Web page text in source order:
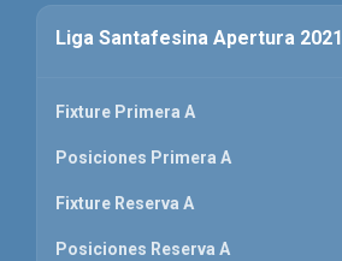
Liga Santafesina Apertura 2021
Fixture Primera A
Posiciones Primera A
Fixture Reserva A
Posiciones Reserva A